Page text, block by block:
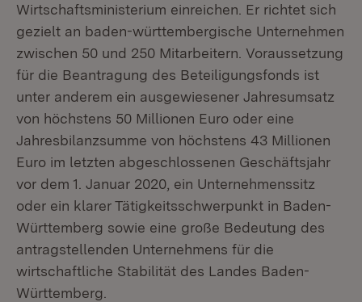
Wirtschaftsministerium einreichen. Er richtet sich
gezielt an baden-württembergische Unternehmen
zwischen 50 und 250 Mitarbeitern. Voraussetzung
für die Beantragung des Beteiligungsfonds ist
unter anderem ein ausgewiesener Jahresumsatz
von höchstens 50 Millionen Euro oder eine
Jahresbilanzsumme von höchstens 43 Millionen
Euro im letzten abgeschlossenen Geschäftsjahr
vor dem 1. Januar 2020, ein Unternehmenssitz
oder ein klarer Tätigkeitsschwerpunkt in Baden-
Württemberg sowie eine große Bedeutung des
antragstellenden Unternehmens für die
wirtschaftliche Stabilität des Landes Baden-
Württemberg.